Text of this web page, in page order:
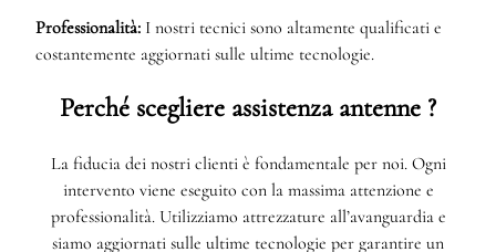
Professionalità: I nostri tecnici sono altamente qualificati e
costantemente aggiornati sulle ultime tecnologie.
Perché scegliere assistenza antenne ?
La fiducia dei nostri clienti è fondamentale per noi. Ogni
intervento viene eseguito con la massima attenzione e
professionalità. Utilizziamo attrezzature all’avanguardia e
siamo aggiornati sulle ultime tecnologie per garantire un